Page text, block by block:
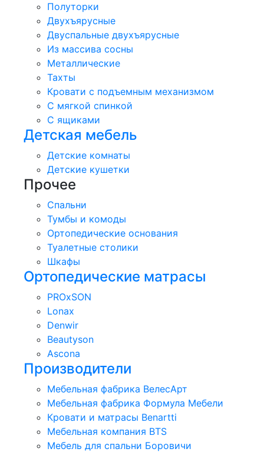
Полуторки
Двухъярусные
Двуспальные двухъярусные
Из массива сосны
Металлические
Тахты
Кровати с подъемным механизмом
С мягкой спинкой
С ящиками
Детская мебель
Детские комнаты
Детские кушетки
Прочее
Спальни
Тумбы и комоды
Ортопедические основания
Туалетные столики
Шкафы
Ортопедические матрасы
PROxSON
Lonax
Denwir
Beautyson
Ascona
Производители
Мебельная фабрика ВелесАрт
Мебельная фабрика Формула Мебели
Кровати и матрасы Benartti
Мебельная компания BTS
Мебель для спальни Боровичи